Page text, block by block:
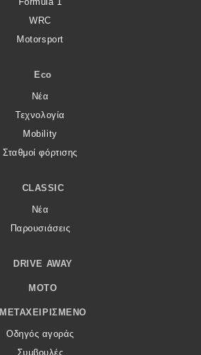
WRC
Motorsport
Eco
Νέα
Τεχνολογία
Mobility
Σταθμοί φόρτισης
CLASSIC
Νέα
Παρουσιάσεις
DRIVE AWAY
MOTO
ΜΕΤΑΧΕΙΡΙΣΜΈΝΟ
Οδηγός αγοράς
Συμβουλές